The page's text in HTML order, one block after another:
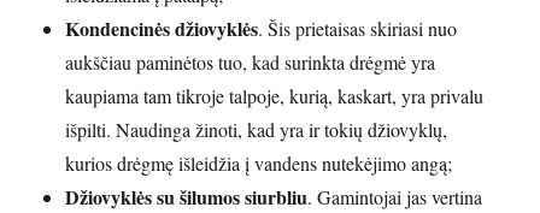
Kondencinės džiovyklės. Šis prietaisas skiriasi nuo
aukščiau paminėtos tuo, kad surinkta drėgmė yra
kaupiama tam tikroje talpoje, kurią, kaskart, yra privalu
išpilti. Naudinga žinoti, kad yra ir tokių džiovyklų,
kurios drėgmę išleidžia į vandens nutekėjimo angą;
Džiovyklės su šilumos siurbliu. Gamintojai jas vertina